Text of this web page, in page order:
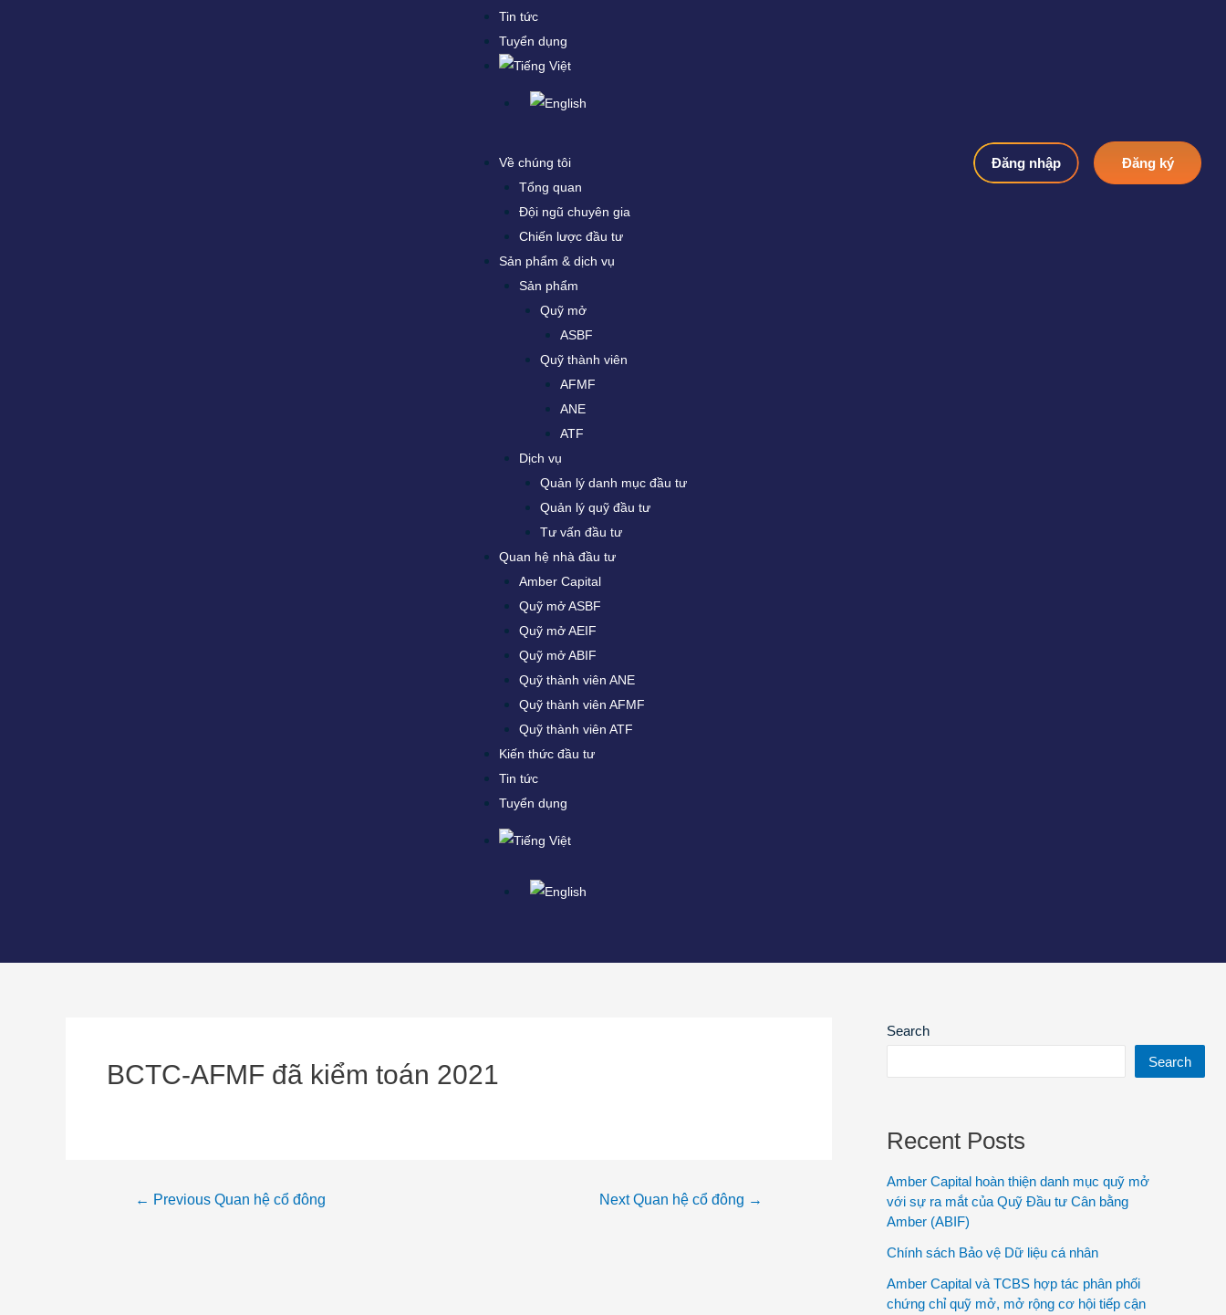
Tin tức
Tuyển dụng
Về chúng tôi
Tổng quan
Đội ngũ chuyên gia
Chiến lược đầu tư
Sản phẩm & dịch vụ
Sản phẩm
Quỹ mở
ASBF
Quỹ thành viên
AFMF
ANE
ATF
Dịch vụ
Quản lý danh mục đầu tư
Quản lý quỹ đầu tư
Tư vấn đầu tư
Quan hệ nhà đầu tư
Amber Capital
Quỹ mở ASBF
Quỹ mở AEIF
Quỹ mở ABIF
Quỹ thành viên ANE
Quỹ thành viên AFMF
Quỹ thành viên ATF
Kiến thức đầu tư
Tin tức
Tuyển dụng
Đăng nhập Đăng ký
BCTC-AFMF đã kiểm toán 2021
← Previous Quan hệ cổ đông Next Quan hệ cổ đông →
Search
Search
Recent Posts
Amber Capital hoàn thiện danh mục quỹ mở
với sự ra mắt của Quỹ Đầu tư Cân bằng
Amber (ABIF)
Chính sách Bảo vệ Dữ liệu cá nhân
Amber Capital và TCBS hợp tác phân phối
chứng chỉ quỹ mở, mở rộng cơ hội tiếp cận